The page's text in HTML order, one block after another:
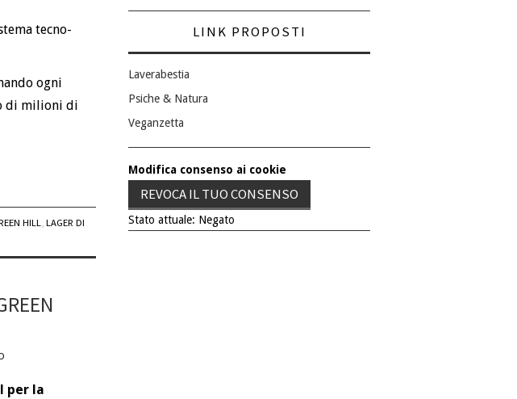
tecno-
ogni
di milioni di
HILL ,LAGER DI
per la
LINK PROPOSTI
Laverabestia
Psiche & Natura
Veganzetta
Modifica consenso ai cookie
REVOCA IL TUO CONSENSO
Stato attuale: Negato